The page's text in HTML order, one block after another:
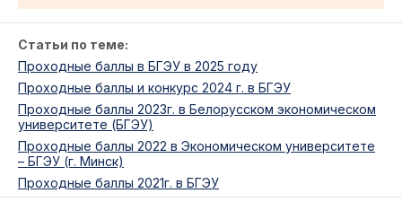
Статьи по теме:
Проходные баллы в БГЭУ в 2025 году
Проходные баллы и конкурс 2024 г. в БГЭУ
Проходные баллы 2023г. в Белорусском экономическом
университете (БГЭУ)
Проходные баллы 2022 в Экономическом университете
– БГЭУ (г. Минск)
Проходные баллы 2021г. в БГЭУ